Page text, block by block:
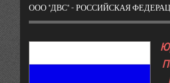
ООО "ДВС" - РОССИЙСКАЯ